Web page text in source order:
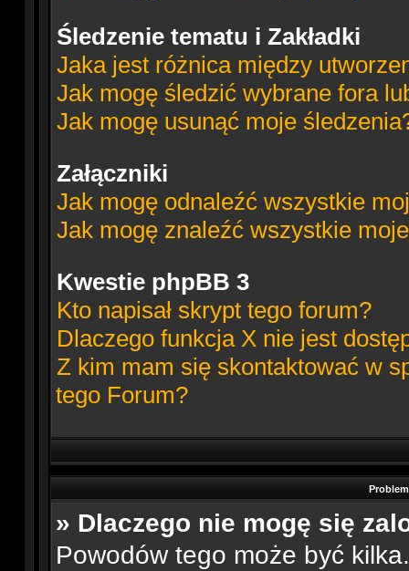
Śledzenie tematu i Zakładki
Jaka jest różnica między
Jak mogę śledzić wybrane fora
Jak mogę usunąć moje
Załączniki
Jak mogę odnaleźć wszystkie
Jak mogę znaleźć wszystkie
Kwestie phpBB 3
Kto napisał skrypt tego forum?
Dlaczego funkcja X nie jest
Z kim mam się skontaktować w
tego Forum?
» Dlaczego nie mogę się
Powodów tego może być